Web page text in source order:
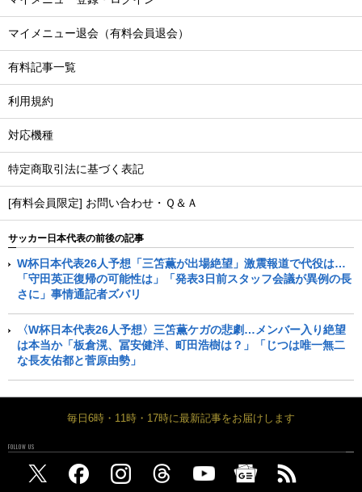
マイメニュー退会（有料会員退会）
有料記事一覧
利用規約
対応機種
特定商取引法に基づく表記
[有料会員限定] お問い合わせ・Ｑ＆Ａ
サッカー日本代表の前後の記事
W杯日本代表26人予想「三笘薫が出場絶望」激震報道で代役は…
「守田英正復帰の可能性は」「発表3日前スタッフ会議が異例の長
さに」事情通記者ズバリ
〈W杯日本代表26人予想〉三笘薫ケガの悲劇…メンバー入り絶望
は本当か「板倉滉、冨安健洋、町田浩樹は？」「じつは唯一無二
な長友佑都と菅原由勢」
毎日6時・11時・17時に最新記事をお届けします
FOLLOW US